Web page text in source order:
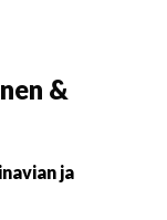
&
ja